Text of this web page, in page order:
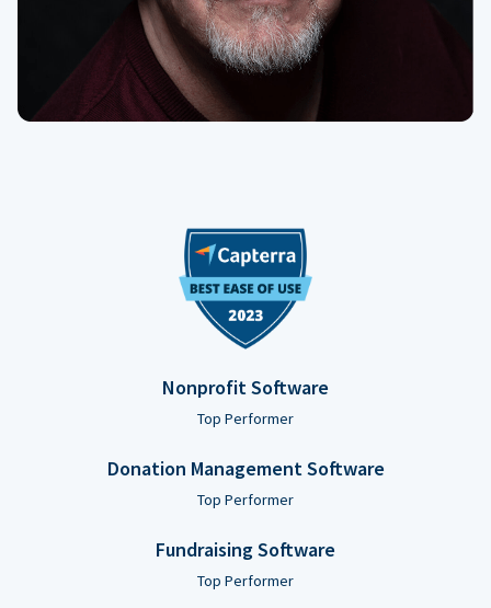
Nonprofit Software
Top Performer
Donation Management Software
Top Performer
Fundraising Software
Top Performer